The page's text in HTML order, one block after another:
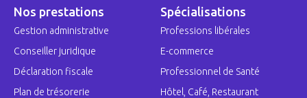
Nos prestations
Gestion administrative
Conseiller juridique
Déclaration fiscale
Plan de trésorerie
Spécialisations
Professions libérales
E-commerce
Professionnel de Santé
Hôtel, Café, Restaurant